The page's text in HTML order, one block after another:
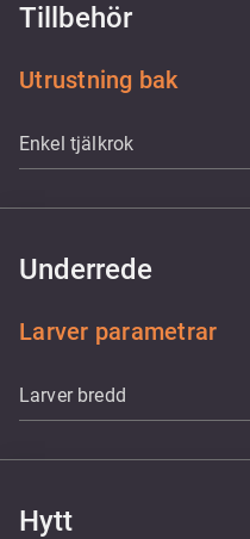
Tillbehör
Utrustning bak
Enkel tjälkrok
Underrede
Larver parametrar
Larver bredd
Hytt